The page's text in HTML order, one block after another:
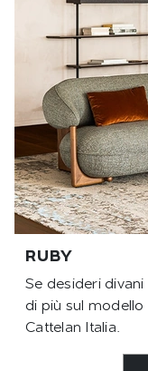
RUBY
Se desideri
di più sul
Cattelan Italia.